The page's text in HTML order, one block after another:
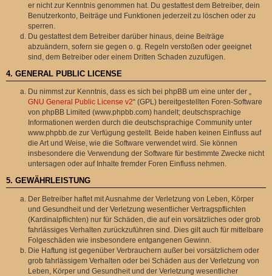
er nicht zur Kenntnis genommen hat. Du gestattest dem Betreiber, dein
Benutzerkonto, Beiträge und Funktionen jederzeit zu löschen oder zu
sperren.
Du gestattest dem Betreiber darüber hinaus, deine Beiträge
abzuändern, sofern sie gegen o. g. Regeln verstoßen oder geeignet
sind, dem Betreiber oder einem Dritten Schaden zuzufügen.
4. GENERAL PUBLIC LICENSE
Du nimmst zur Kenntnis, dass es sich bei phpBB um eine unter der „
GNU General Public License v2“ (GPL) bereitgestellten Foren-Software
von phpBB Limited (www.phpbb.com) handelt; deutschsprachige
Informationen werden durch die deutschsprachige Community unter
www.phpbb.de zur Verfügung gestellt. Beide haben keinen Einfluss auf
die Art und Weise, wie die Software verwendet wird. Sie können
insbesondere die Verwendung der Software für bestimmte Zwecke nicht
untersagen oder auf Inhalte fremder Foren Einfluss nehmen.
5. GEWÄHRLEISTUNG
Der Betreiber haftet mit Ausnahme der Verletzung von Leben, Körper
und Gesundheit und der Verletzung wesentlicher Vertragspflichten
(Kardinalpflichten) nur für Schäden, die auf ein vorsätzliches oder grob
fahrlässiges Verhalten zurückzuführen sind. Dies gilt auch für mittelbare
Folgeschäden wie insbesondere entgangenen Gewinn.
Die Haftung ist gegenüber Verbrauchern außer bei vorsätzlichem oder
grob fahrlässigem Verhalten oder bei Schäden aus der Verletzung von
Leben, Körper und Gesundheit und der Verletzung wesentlicher